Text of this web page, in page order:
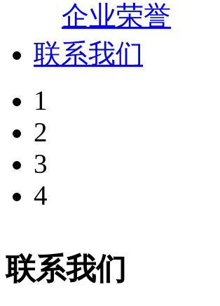
企业荣誉
联系我们
1
2
3
4
联系我们